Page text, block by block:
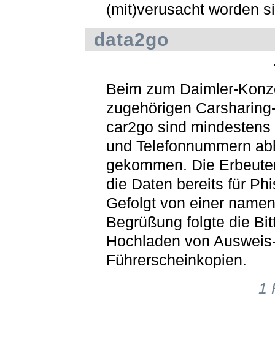
(mit)verusacht worden
data2go
Beim zum Daimler-
zugehörigen
car2go sind mindestens
und Telefonnummern
gekommen. Die
die Daten bereits für
Gefolgt von einer
Begrüßung folgte die
Hochladen von
Führerscheinkopien.
1